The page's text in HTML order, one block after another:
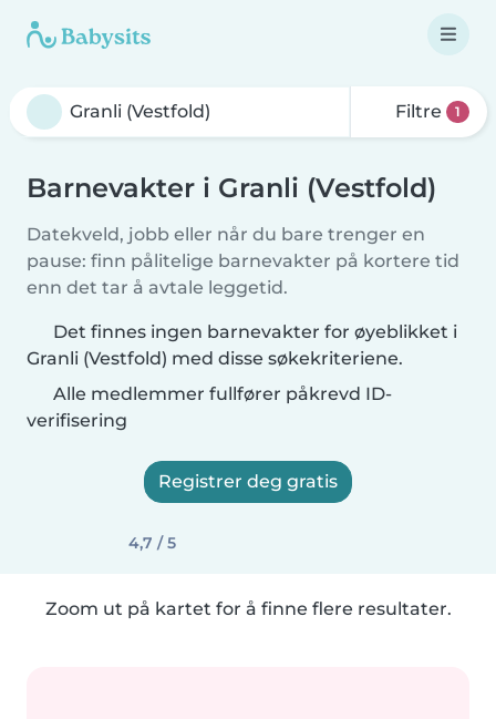
Filtre 1
Barnevakter i Granli (Vestfold)
Datekveld, jobb eller når du bare trenger en
pause: finn pålitelige barnevakter på kortere tid
enn det tar å avtale leggetid.
Det finnes ingen barnevakter for øyeblikket i
Granli (Vestfold) med disse søkekriteriene.
Alle medlemmer fullfører påkrevd ID-
verifisering
Registrer deg gratis
4,7 / 5
Zoom ut på kartet for å finne flere resultater.